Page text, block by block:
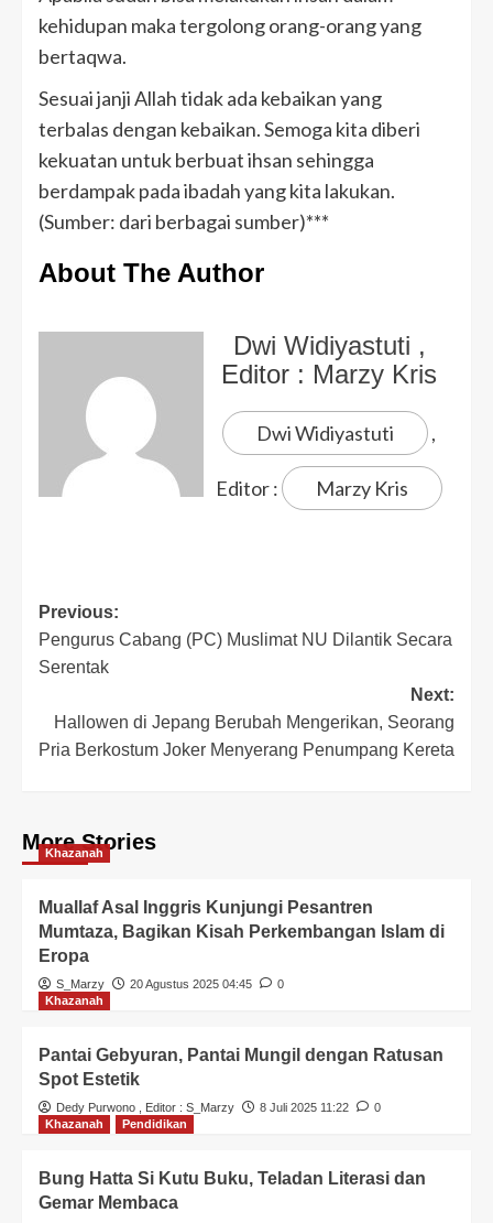
kehidupan maka tergolong orang-orang yang
bertaqwa.
Sesuai janji Allah tidak ada kebaikan yang
terbalas dengan kebaikan. Semoga kita diberi
kekuatan untuk berbuat ihsan sehingga
berdampak pada ibadah yang kita lakukan.
(Sumber: dari berbagai sumber)***
About The Author
Dwi Widiyastuti ,
Editor : Marzy Kris
Dwi Widiyastuti ,
Editor : Marzy Kris
Previous:
Pengurus Cabang (PC) Muslimat NU Dilantik Secara
Serentak
Next:
Hallowen di Jepang Berubah Mengerikan, Seorang
Pria Berkostum Joker Menyerang Penumpang Kereta
More Stories
Khazanah
Muallaf Asal Inggris Kunjungi Pesantren
Mumtaza, Bagikan Kisah Perkembangan Islam di
Eropa
S_Marzy 20 Agustus 2025 04:45
0
Khazanah
Pantai Gebyuran, Pantai Mungil dengan Ratusan
Spot Estetik
Dedy Purwono , Editor : S_Marzy 8 Juli 2025 11:22
0
Khazanah
Pendidikan
Bung Hatta Si Kutu Buku, Teladan Literasi dan
Gemar Membaca